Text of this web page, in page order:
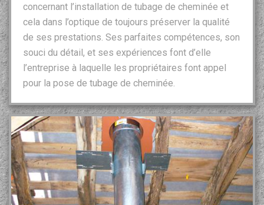
concernant l’installation de tubage de cheminée et
cela dans l’optique de toujours préserver la qualité
de ses prestations. Ses parfaites compétences, son
souci du détail, et ses expériences font d’elle
l’entreprise à laquelle les propriétaires font appel
pour la pose de tubage de cheminée.